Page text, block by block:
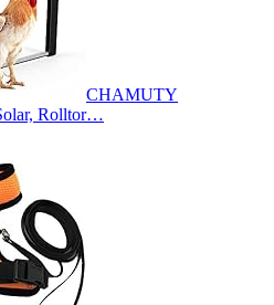
CHAMUTY
Rolltor…